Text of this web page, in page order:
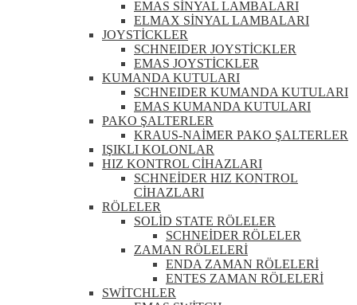
EMAS SİNYAL LAMBALARI
ELMAX SİNYAL LAMBALARI
JOYSTİCKLER
SCHNEIDER JOYSTİCKLER
EMAS JOYSTİCKLER
KUMANDA KUTULARI
SCHNEIDER KUMANDA KUTULARI
EMAS KUMANDA KUTULARI
PAKO ŞALTERLER
KRAUS-NAİMER PAKO ŞALTERLER
IŞIKLI KOLONLAR
HIZ KONTROL CİHAZLARI
SCHNEİDER HIZ KONTROL
CİHAZLARI
RÖLELER
SOLİD STATE RÖLELER
SCHNEİDER RÖLELER
ZAMAN RÖLELERİ
ENDA ZAMAN RÖLELERİ
ENTES ZAMAN RÖLELERİ
SWİTCHLER